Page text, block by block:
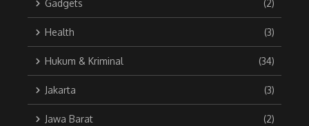
Gadgets (2)
Health (3)
Hukum & Kriminal (34)
Jakarta (3)
Jawa Barat (2)